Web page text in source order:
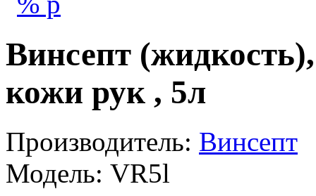
Винсепт
кожи рук , 5л
Производитель: Винсепт
Модель: VR5l